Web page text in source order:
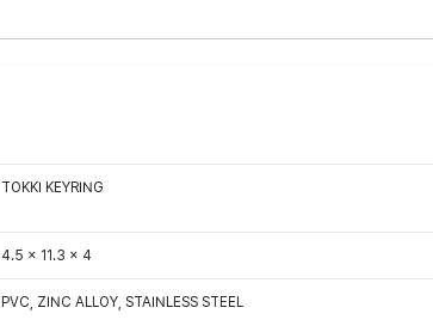
TOKKI KEYRING
4.5 x 11.3 x 4
PVC, ZINC ALLOY, STAINLESS STEEL